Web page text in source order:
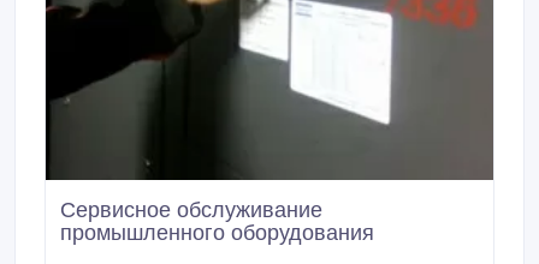
Сервисное обслуживание
промышленного оборудования